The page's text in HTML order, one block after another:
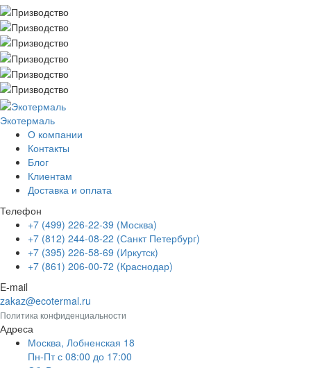
Экотермаль
О компании
Контакты
Блог
Клиентам
Доставка и оплата
Телефон
+7 (499) 226-22-39 (Москва)
+7 (812) 244-08-22 (Санкт Петербург)
+7 (395) 226-58-69 (Иркутск)
+7 (861) 206-00-72 (Краснодар)
E-mail
zakaz@ecotermal.ru
Политика конфиденциальности
Адреса
Москва, Лобненская 18
Пн-Пт с 08:00 до 17:00